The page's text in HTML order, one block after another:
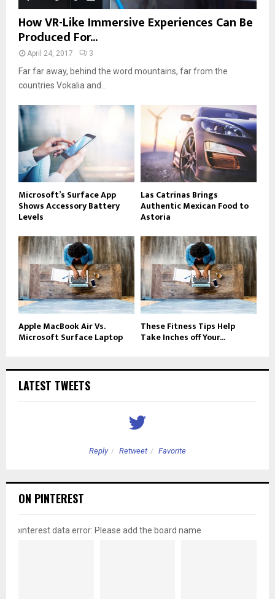
How VR-Like Immersive Experiences Can Be
Produced For...
April 24, 2017 3
Far far away, behind the word mountains, far from the
countries Vokalia and...
Microsoft’s Surface App
Shows Accessory Battery
Levels
Las Catrinas Brings
Authentic Mexican Food to
Astoria
Apple MacBook Air Vs.
Microsoft Surface Laptop
These Fitness Tips Help
Take Inches off Your...
LATEST TWEETS
Reply Retweet Favorite
ON PINTEREST
pinterest data error: Please add the board name